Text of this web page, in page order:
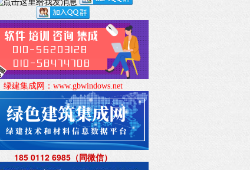
绿建集成网： www.gbwindows.net
185 0112 6985（同微信）